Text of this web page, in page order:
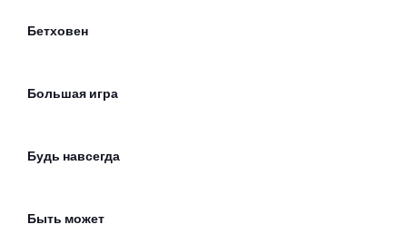
Бетховен
Большая игра
Будь навсегда
Быть может